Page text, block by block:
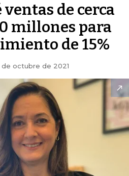
de cerca
millones para
de 15%
de octubre de 2021